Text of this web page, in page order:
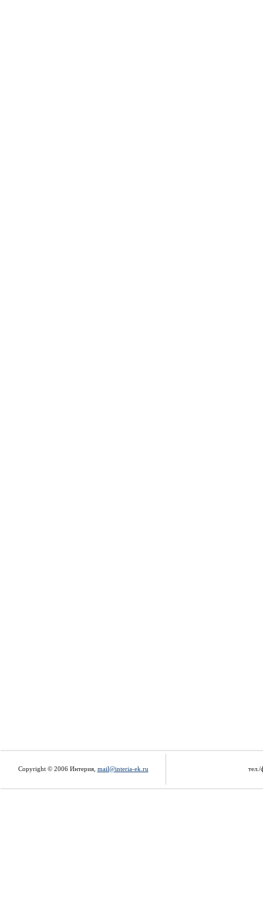
Copyright © 2006 Интерия, mail@interia-ek.ru